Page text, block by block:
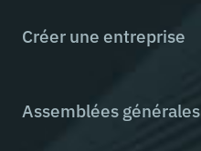
Créer une entreprise
Assemblées générales